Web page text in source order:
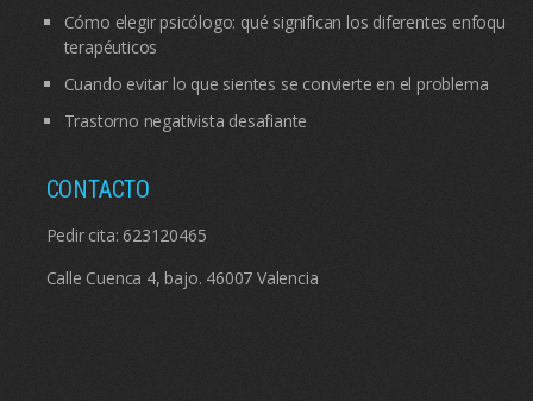
Cómo elegir psicólogo: qué significan los diferentes enfoques
terapéuticos
Cuando evitar lo que sientes se convierte en el problema
Trastorno negativista desafiante
CONTACTO
Pedir cita: 623120465
Calle Cuenca 4, bajo. 46007 Valencia